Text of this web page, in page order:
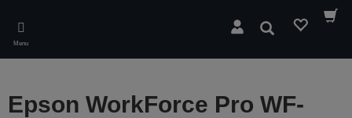
main
content
Menu
Cerca
Epson WorkForce Pro WF-